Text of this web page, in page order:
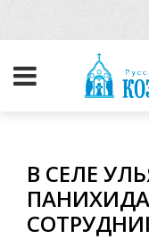
В СЕЛЕ